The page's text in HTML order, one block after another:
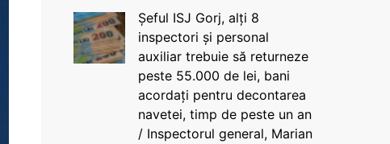
Șeful ISJ Gorj, alți 8
inspectori și personal
auxiliar trebuie să returneze
peste 55.000 de lei, bani
acordați pentru decontarea
navetei, timp de peste un an
/ Inspectorul general, Marian